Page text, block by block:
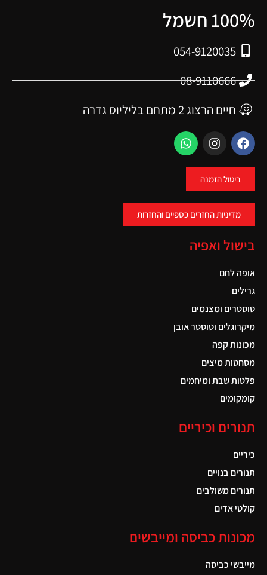
100% חשמל
054-9120035
08-9110666
חיים הרצוג 2 מתחם בליליוס גדרה
ביטול הזמנה
מדיניות החזרים כספיים והחזרות
בישול ואפיה
אופה לחם
גרילים
טוסטרים ומצנמים
מיקרוגלים וטוסטר אובן
מכונות קפה
מסחטות מיצים
פלטות שבת ומיחמים
קומקומים
תנורים וכיריים
כיריים
תנורים בנויים
תנורים משולבים
קולטי אדים
מכונות כביסה ומייבשים
מייבשי כביסה